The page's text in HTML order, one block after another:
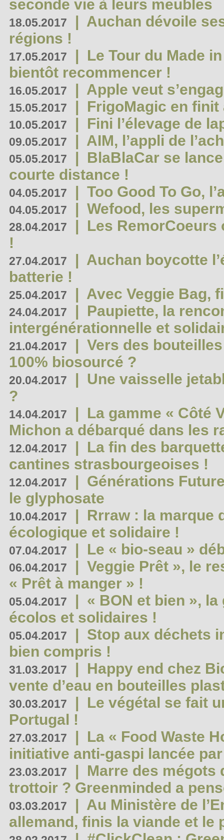
seconde vie à leurs meubles
18.05.2017 | Auchan dévoile
régions !
17.05.2017 | Le Tour du Made
bientôt recommencer !
16.05.2017 | Apple veut
15.05.2017 | FrigoMagic en
10.05.2017 | Fini l’élevage de
09.05.2017 | AIM, l’appli de
05.05.2017 | BlaBlaCar se
courte distance !
04.05.2017 | Too Good To Go,
04.05.2017 | Wefood, les
28.04.2017 | Les RemorCoeurs
!
27.04.2017 | Auchan boycotte
batterie !
25.04.2017 | Avec Veggie Bag,
24.04.2017 | Paupiette, la
intergénérationnelle et
21.04.2017 | Vers des
100% biosourcé ?
20.04.2017 | Une vaisselle
?
14.04.2017 | La gamme « Côté
Michon a débarqué dans les
12.04.2017 | La fin des
cantines strasbourgeoises !
12.04.2017 | Générations
le glyphosate
10.04.2017 | Rrraw : la marque
écologique et solidaire !
07.04.2017 | Le « bio-seau »
06.04.2017 | Veggie Prêt », le
« Prêt à manger » !
05.04.2017 | « BON et bien »,
écolos et solidaires !
05.04.2017 | Stop aux déchets
bien compris !
31.03.2017 | Happy end chez
vente d’eau en bouteilles
30.03.2017 | Le végétal se fait
Portugal !
27.03.2017 | La « Food Waste
initiative anti-gaspi lancée
23.03.2017 | Marre des mégots
trottoir ? Greenminded a
03.03.2017 | Au Ministère de
allemand, finis la viande et le